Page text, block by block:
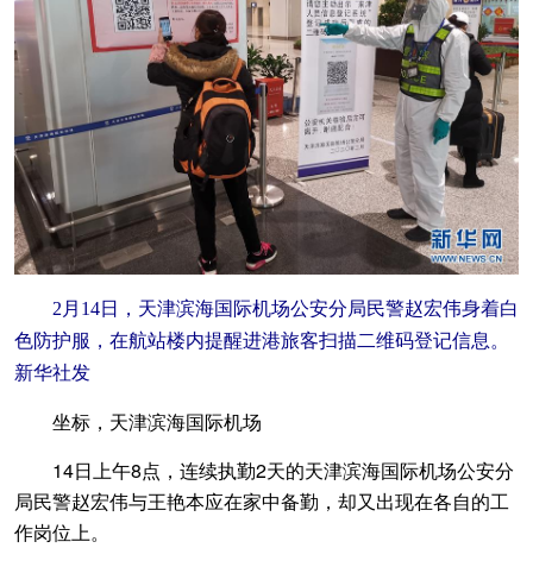
2月14日，天津滨海国际机场公安分局民警赵宏伟身着白
色防护服，在航站楼内提醒进港旅客扫描二维码登记信息。
新华社发
坐标，天津滨海国际机场
14日上午8点，连续执勤2天的天津滨海国际机场公安分
局民警赵宏伟与王艳本应在家中备勤，却又出现在各自的工
作岗位上。